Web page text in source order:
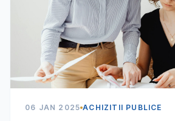
06 JAN 2025 ACHIZITII PUBLICE